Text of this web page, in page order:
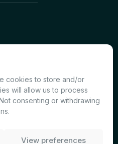
cookies to store and/or
will allow us to process
consenting or withdrawing
View preferences